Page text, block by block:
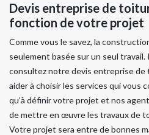
Devis entreprise de
fonction de votre projet
Comme vous le savez, la
seulement basée sur un seul
consultez notre devis entreprise de
aider à choisir les services qui vous
qu’à définir votre projet et nos
de mettre en œuvre les travaux de
Votre projet sera entre de bonnes